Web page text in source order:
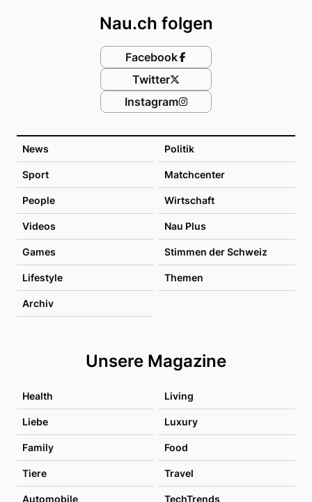
News Politik
Sport Matchcenter
People Wirtschaft
Videos Nau Plus
Games Stimmen der Schweiz
Lifestyle Themen
Archiv
Unsere Magazine
Health Living
Liebe Luxury
Family Food
Tiere Travel
Automobile TechTrends
Nau.ch folgen
Facebook
Twitter
Instagram